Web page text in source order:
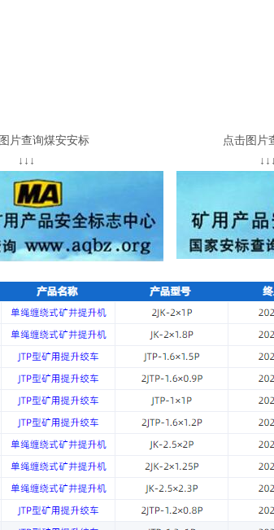
标 点击图片查询非
↓↓↓